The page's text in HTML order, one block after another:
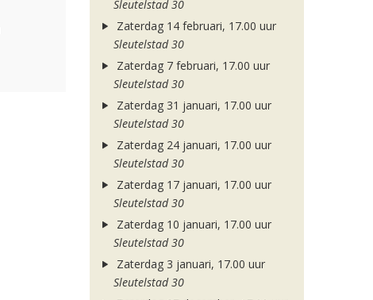
Sleutelstad 30
Zaterdag 14 februari, 17.00 uur
Sleutelstad 30
Zaterdag 7 februari, 17.00 uur
Sleutelstad 30
Zaterdag 31 januari, 17.00 uur
Sleutelstad 30
Zaterdag 24 januari, 17.00 uur
Sleutelstad 30
Zaterdag 17 januari, 17.00 uur
Sleutelstad 30
Zaterdag 10 januari, 17.00 uur
Sleutelstad 30
Zaterdag 3 januari, 17.00 uur
Sleutelstad 30